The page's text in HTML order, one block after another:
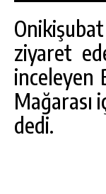
ziyaret
inceleyen
Mağarası
dedi.